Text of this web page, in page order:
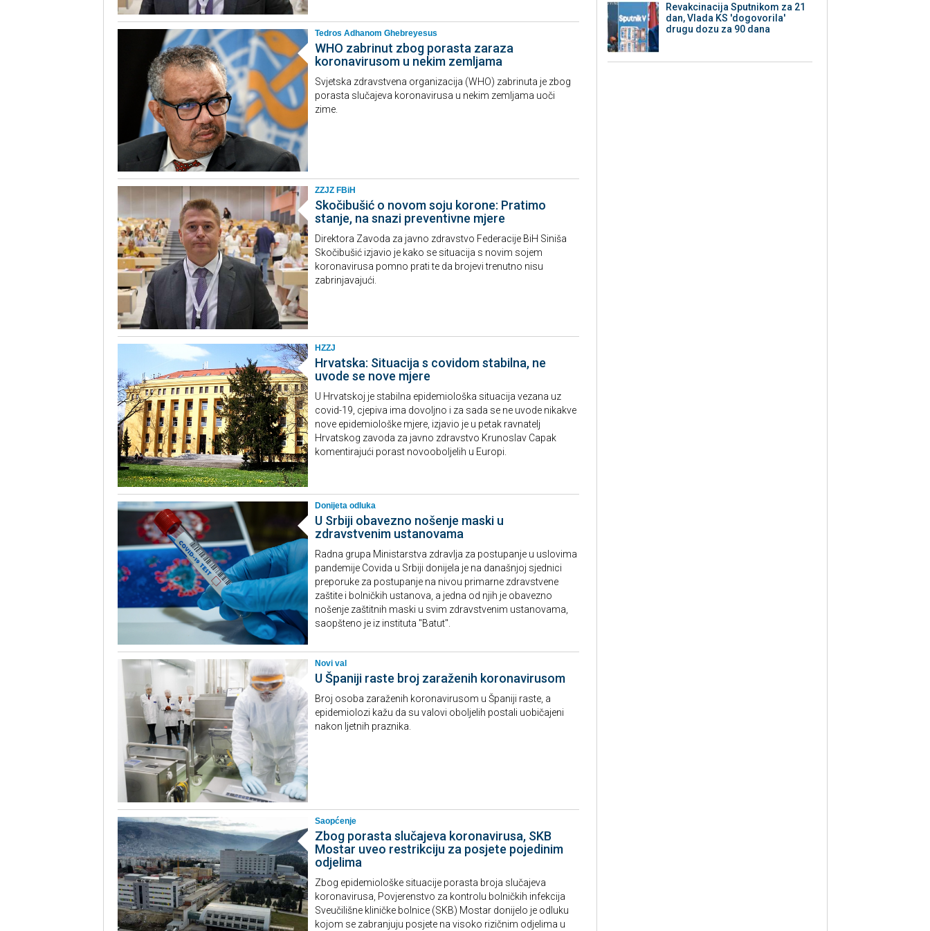
Tedros Adhanom Ghebreyesus
WHO zabrinut zbog porasta zaraza
koronavirusom u nekim zemljama
Svjetska zdravstvena organizacija (WHO) zabrinuta je zbog
porasta slučajeva koronavirusa u nekim zemljama uoči
zime.
ZZJZ FBiH
Skočibušić o novom soju korone: Pratimo
stanje, na snazi preventivne mjere
Direktora Zavoda za javno zdravstvo Federacije BiH Siniša
Skočibušić izjavio je kako se situacija s novim sojem
koronavirusa pomno prati te da brojevi trenutno nisu
zabrinjavajući.
HZZJ
Hrvatska: Situacija s covidom stabilna, ne
uvode se nove mjere
U Hrvatskoj je stabilna epidemiološka situacija vezana uz
covid-19, cjepiva ima dovoljno i za sada se ne uvode nikakve
nove epidemiološke mjere, izjavio je u petak ravnatelj
Hrvatskog zavoda za javno zdravstvo Krunoslav Capak
komentirajući porast novooboljelih u Europi.
Donijeta odluka
U Srbiji obavezno nošenje maski u
zdravstvenim ustanovama
Radna grupa Ministarstva zdravlja za postupanje u uslovima
pandemije Covida u Srbiji donijela je na današnjoj sjednici
preporuke za postupanje na nivou primarne zdravstvene
zaštite i bolničkih ustanova, a jedna od njih je obavezno
nošenje zaštitnih maski u svim zdravstvenim ustanovama,
saopšteno je iz instituta "Batut".
Novi val
U Španiji raste broj zaraženih koronavirusom
Broj osoba zaraženih koronavirusom u Španiji raste, a
epidemiolozi kažu da su valovi oboljelih postali uobičajeni
nakon ljetnih praznika.
Saopćenje
Zbog porasta slučajeva koronavirusa, SKB
Mostar uveo restrikciju za posjete pojedinim
odjelima
Zbog epidemiološke situacije porasta broja slučajeva
koronavirusa, Povjerenstvo za kontrolu bolničkih infekcija
Sveučilišne kliničke bolnice (SKB) Mostar donijelo je odluku
kojom se zabranjuju posjete na visoko rizičnim odjelima u
Revakcinacija Sputnikom za 21
dan, Vlada KS 'dogovorila'
drugu dozu za 90 dana